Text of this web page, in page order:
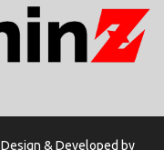
Design & Developed by